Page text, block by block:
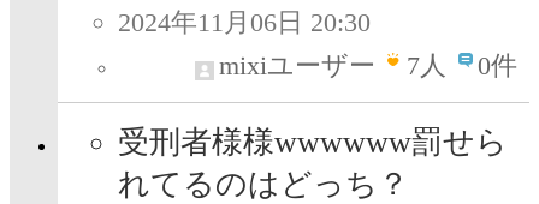
2024年11月06日 20:30
mixiユーザー
7人 0件
受刑者様様wwwwww罰せら
れてるのはどっち？